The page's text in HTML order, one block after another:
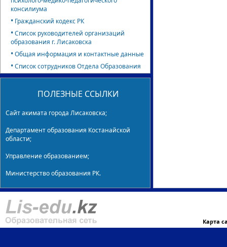
консилиума
• Гражданский кодекс РК
•Список руководителей организаций
образования г. Лисаковска
•Общая информация и контактные данные
•Список сотрудников Отдела Образования
ПОЛЕЗНЫЕ ССЫЛКИ
Сайт акимата города Лисаковска;
Департамент образования Костанайской
области;
Управление образованием;
Министерство образования РК.
Карта